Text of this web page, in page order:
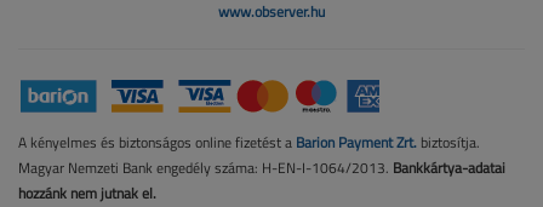
www.observer.hu
A kényelmes és biztonságos online fizetést a Barion Payment Zrt. biztosítja.
Magyar Nemzeti Bank engedély száma: H-EN-I-1064/2013. Bankkártya-adatai
hozzánk nem jutnak el.